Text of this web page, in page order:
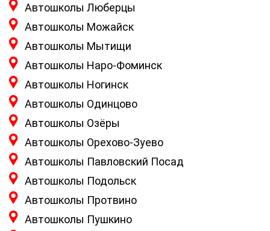
Автошколы Люберцы
Автошколы Можайск
Автошколы Мытищи
Автошколы Наро-Фоминск
Автошколы Ногинск
Автошколы Одинцово
Автошколы Озёры
Автошколы Орехово-Зуево
Автошколы Павловский Посад
Автошколы Подольск
Автошколы Протвино
Автошколы Пушкино